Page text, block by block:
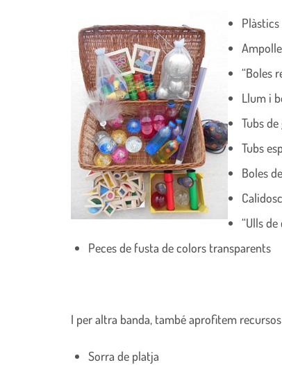
“Boles
Llum i
Tubs de
Tubs
Boles
“Ulls de
Peces de fusta de colors transparents
I per altra banda, també aprofitem
Sorra de platja